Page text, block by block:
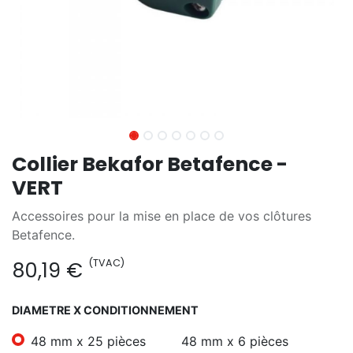
Collier Bekafor Betafence -
VERT
Accessoires pour la mise en place de vos clôtures
Betafence.
80,19 € (TVAC)
DIAMETRE X CONDITIONNEMENT
48 mm x 25 pièces 48 mm x 6 pièces